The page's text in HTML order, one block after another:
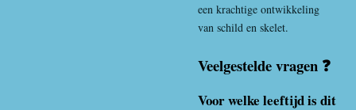
een krachtige ontwikkeling
van schild en skelet.
Veelgestelde vragen ❓
Voor welke leeftijd is dit